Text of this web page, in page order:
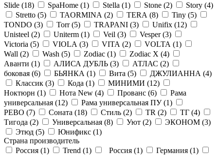
Slide (18) SpaHome (1) Stella (1) Stone (2) Story (4)
Stretto (5) TAORMINA (2) TERA (8) Tiny (5)
TONDO (3) Torr (5) TRAPANI (3) Unifix (12)
Unisteel (2) Uniterm (1) Veil (3) Vesper (3)
Victoria (5) VIOLA (3) VITA (2) VOLTA (1)
Wall (2) Wash (5) Zodiac (1) Zodiac X (4)
Аванти (1) АЛИСА ДУБЛЬ (3) АТЛАС (2)
боковая (6) БЬЯНКА (1) Вита (5) ДЖУЛИАННА (4)
Классик (3) Кода (1) МИНИМИ (12)
Ноктюрн (1) Нота New (4) Прованс (6)
Рама
универсальная (12) Рама универсальная ПУ (1)
РЕВО (7) Соната (18) Стиль (2) ТR (2) ТГ (4)
Тигода (2) Универсальная (8) Уют (2) ЭКОНОМ (3)
Этюд (5) Юнификс (1)
Страна производитель
Россия (1) Trend (1) Россия (1) Германия (1)